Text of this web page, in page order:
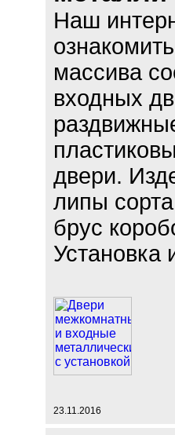
Наш
массива
входных
двери.
липы
брус
Установка
23.11.2016